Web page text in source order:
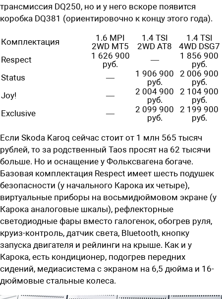
трансмиссия DQ250, но и у него вскоре появится
коробка DQ381 (ориентировочно к концу этого года).
Комплектация
1.6 MPI
2WD MT5
1.4 TSI
2WD AT8
1.4 TSI
4WD DSG7
Respect
1 626 900
руб.
—
1 856 900
руб.
Status
—
1 906 900
руб.
2 006 900
руб.
Joy!
—
2 004 900
руб.
2 104 900
руб.
Exclusive
—
2 099 900
руб.
2 199 900
руб.
Если Skoda Karoq сейчас стоит от 1 млн 565 тысяч
рублей, то за родственный Taos просят на 62 тысячи
больше. Но и оснащение у Фольксвагена богаче.
Базовая комплектация Respect имеет шесть подушек
безопасности (у начального Карока их четыре),
виртуальные приборы на восьмидюймовом экране (у
Карока аналоговые шкалы), рефлекторные
светодиодные фары вместо галогенок, обогрев руля,
круиз-контроль, датчик света, Bluetooth, кнопку
запуска двигателя и рейлинги на крыше. Как и у
Карока, есть кондиционер, подогрев передних
сидений, медиасистема с экраном на 6,5 дюйма и 16-
дюймовые стальные колеса.